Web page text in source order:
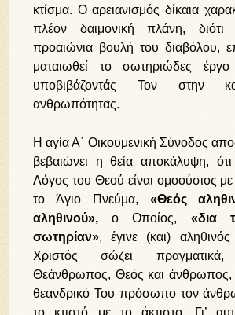
κτίσμα. Ο αρειανισμός δίκαια
πλέον δαιμονική πλάνη, διότι
προαιώνια βουλή του διαβόλου,
ματαιωθεί το σωτηριώδες
υποβιβάζοντάς Τον στην
ανθρωπότητας.
Η αγία Α΄ Οικουμενική Σύνοδος
βεβαιώνει η θεία αποκάλυψη,
Λόγος του Θεού είναι ομοούσιος
το Άγιο Πνεύμα, «Θεός
αληθινού», ο Οποίος, «δια
σωτηρίαν», έγινε (και)
Χριστός σώζει πραγματικά,
Θεάνθρωπος, Θεός και άνθρωπος,
θεανδρικό Του πρόσωπο τον